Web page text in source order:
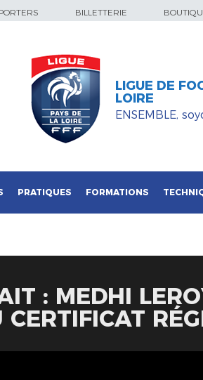
BILLETTERIE
LIGUE DE
LOIRE
ENSEMBLE,
PRATIQUES FORMATIONS
: MEDHI
CERTIFICAT